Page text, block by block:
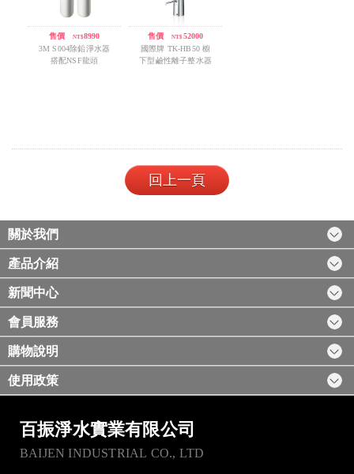
售價/ NT$8990
3M S004除鉛淨水器
搭配NSF龍頭
售價 /NT$52000
國際牌 TK-HB50 櫥
下型鹼性離子整水器
回上一頁
關於我們
產品介紹
新聞中心
會員服務
購物說明
使用政策
百振淨水實業有限公司
BAIJEN INDUSTRIAL CO., LTD